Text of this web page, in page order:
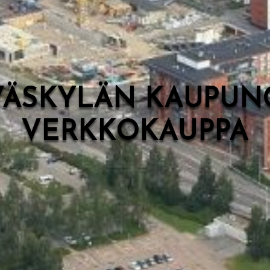
VERKKOKAUPPA